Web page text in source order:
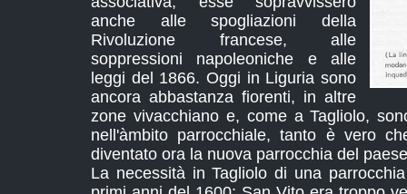
anche alle spogliazioni della
Rivoluzione francese, alle
soppressioni napoleoniche e alle
leggi del 1866. Oggi in Liguria sono
ancora abbastanza fiorenti, in altre
zone vivacchiano e, come a Tagliolo,
nell'àmbito parrocchiale, tanto è vero
diventato ora la nuova parrocchia del
La necessità in Tagliolo di una